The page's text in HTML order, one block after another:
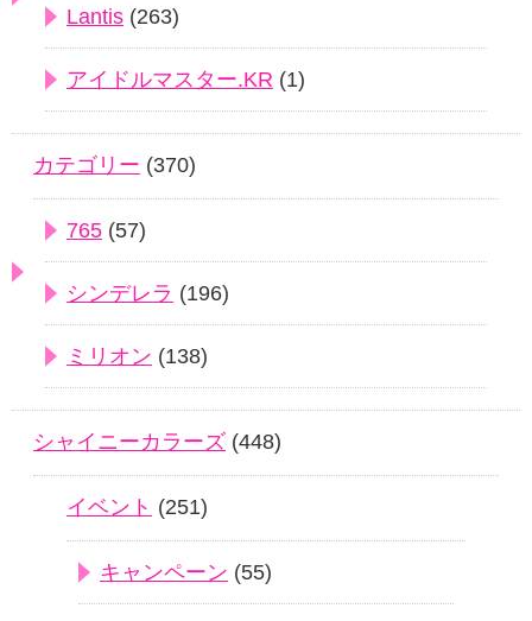
Lantis (263)
アイドルマスター.KR (1)
カテゴリー (370)
765 (57)
シンデレラ (196)
ミリオン (138)
シャイニーカラーズ (448)
イベント (251)
キャンペーン (55)